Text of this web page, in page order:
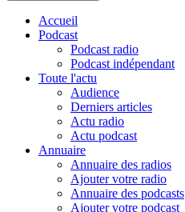
Accueil
Podcast
Podcast radio
Podcast indépendant
Toute l'actu
Audience
Derniers articles
Actu radio
Actu podcast
Annuaire
Annuaire des radios
Ajouter votre radio
Annuaire des podcasts
Ajouter votre podcast